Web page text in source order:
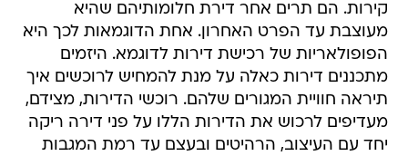
קירות. הם תרים אחר דירת חלומותיהם שהיא
מעוצבת עד הפרט האחרון. אחת הדוגמאות לכך היא
הפופולאריות של רכישת דירות לדוגמא. היזמים
מתכננים דירות כאלה על מנת להמחיש לרוכשים איך
תיראה חוויית המגורים שלהם. רוכשי הדירות, מצידם,
מעדיפים לרכוש את הדירות הללו על פני דירה ריקה
יחד עם העיצוב, הרהיטים ובעצם עד רמת המגבות